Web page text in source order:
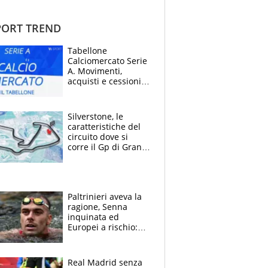
TREND
Tabellone
Calciomercato Serie
A. Movimenti,
acquisti e cessioni:
Silverstone, le
caratteristiche del
circuito dove si
corre il Gp di Gran
Paltrinieri aveva la
ragione, Senna
inquinata ed
Europei a rischio:
adesso
Real Madrid senza